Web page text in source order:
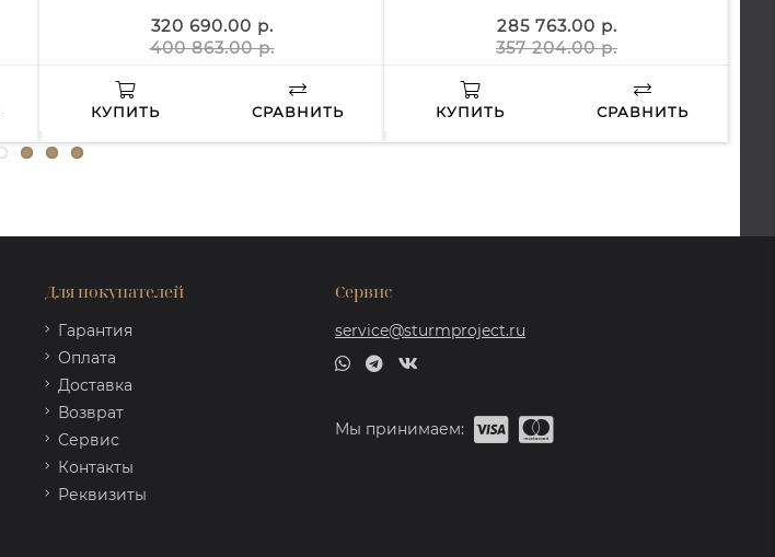
320 690.00 р.
400 863.00 р.
КУПИТЬ СРАВНИТЬ
285 763.00 р.
357 204.00 р.
КУПИТЬ СРАВНИТЬ
Для покупателей
Гарантия
Оплата
Доставка
Возврат
Сервис
Контакты
Реквизиты
Сервис
service@sturmproject.ru
Мы принимаем: